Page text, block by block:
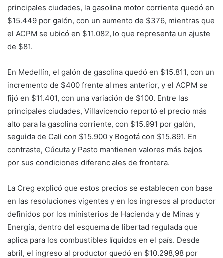
principales ciudades, la gasolina motor corriente quedó en
$15.449 por galón, con un aumento de $376, mientras que
el ACPM se ubicó en $11.082, lo que representa un ajuste
de $81.
En Medellín, el galón de gasolina quedó en $15.811, con un
incremento de $400 frente al mes anterior, y el ACPM se
fijó en $11.401, con una variación de $100. Entre las
principales ciudades, Villavicencio reportó el precio más
alto para la gasolina corriente, con $15.991 por galón,
seguida de Cali con $15.900 y Bogotá con $15.891. En
contraste, Cúcuta y Pasto mantienen valores más bajos
por sus condiciones diferenciales de frontera.
La Creg explicó que estos precios se establecen con base
en las resoluciones vigentes y en los ingresos al productor
definidos por los ministerios de Hacienda y de Minas y
Energía, dentro del esquema de libertad regulada que
aplica para los combustibles líquidos en el país. Desde
abril, el ingreso al productor quedó en $10.298,98 por